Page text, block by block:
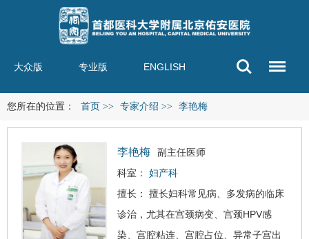
大众版 专业版 ENGLISH
您所在的位置： 首页 >> 专家介绍 >> 李艳梅
李艳梅
副主任医师
科室： 妇产科
擅长： 擅长妇科常见病、多发病的临床
诊治，尤其在宫颈病变、宫颈HPV感
染、宫腔粘连、宫腔占位、异常子宫出